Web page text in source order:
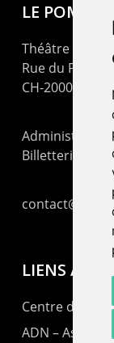
LE POMMIER
Théâtre –
Rue du
CH-2000
Administration
Billetterie :
LIENS AMIS
Centre de
ADN –